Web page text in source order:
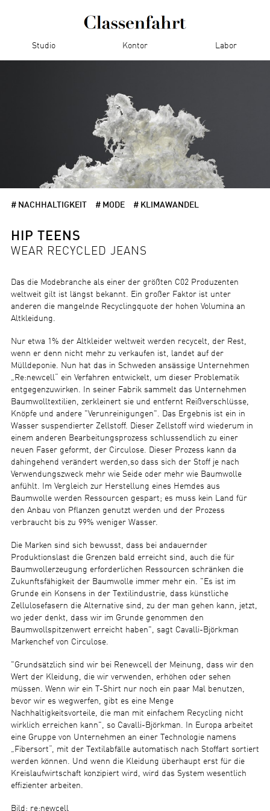
Studio Kontor Labor
# NACHHALTIGKEIT # MODE # KLIMAWANDEL
HIP TEENS
WEAR RECYCLED JEANS
Das die Modebranche als einer der größten C02 Produzenten
weltweit gilt ist längst bekannt. Ein großer Faktor ist unter
anderen die mangelnde Recyclingquote der hohen Volumina an
Altkleidung.
Nur etwa 1% der Altkleider weltweit werden recycelt, der Rest,
wenn er denn nicht mehr zu verkaufen ist, landet auf der
Mülldeponie. Nun hat das in Schweden ansässige Unternehmen
„Re:newcell“ ein Verfahren entwickelt, um dieser Problematik
entgegenzuwirken. In seiner Fabrik sammelt das Unternehmen
Baumwolltextilien, zerkleinert sie und entfernt Reißverschlüsse,
Knöpfe und andere "Verunreinigungen". Das Ergebnis ist ein in
Wasser suspendierter Zellstoff. Dieser Zellstoff wird wiederum in
einem anderen Bearbeitungsprozess schlussendlich zu einer
neuen Faser geformt, der Circulose. Dieser Prozess kann da
dahingehend verändert werden,so dass sich der Stoff je nach
Verwendungszweck mehr wie Seide oder mehr wie Baumwolle
anfühlt. Im Vergleich zur Herstellung eines Hemdes aus
Baumwolle werden Ressourcen gespart; es muss kein Land für
den Anbau von Pflanzen genutzt werden und der Prozess
verbraucht bis zu 99% weniger Wasser.
Die Marken sind sich bewusst, dass bei andauernder
Produktionslast die Grenzen bald erreicht sind, auch die für
Baumwollerzeugung erforderlichen Ressourcen schränken die
Zukunftsfähigkeit der Baumwolle immer mehr ein. "Es ist im
Grunde ein Konsens in der Textilindustrie, dass künstliche
Zellulosefasern die Alternative sind, zu der man gehen kann, jetzt,
wo jeder denkt, dass wir im Grunde genommen den
Baumwollspitzenwert erreicht haben", sagt Cavalli-Björkman
Markenchef von Circulose.
"Grundsätzlich sind wir bei Renewcell der Meinung, dass wir den
Wert der Kleidung, die wir verwenden, erhöhen oder sehen
müssen. Wenn wir ein T-Shirt nur noch ein paar Mal benutzen,
bevor wir es wegwerfen, gibt es eine Menge
Nachhaltigkeitsvorteile, die man mit einfachem Recycling nicht
wirklich erreichen kann", so Cavalli-Björkman. In Europa arbeitet
eine Gruppe von Unternehmen an einer Technologie namens
„Fibersort“, mit der Textilabfälle automatisch nach Stoffart sortiert
werden können. Und wenn die Kleidung überhaupt erst für die
Kreislaufwirtschaft konzipiert wird, wird das System wesentlich
effizienter arbeiten.
Bild: re:newcell